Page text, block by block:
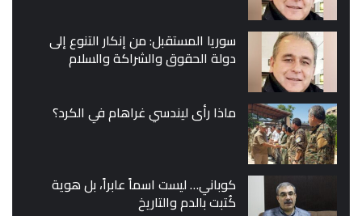
سوريا المستقبل: من إنكار التنوع إلى
دولة الحقوق والشراكة والسلام
ماذا رأى ليندسي غراهام في الكرد؟
كوباني… ليست اسماً عابراً، بل هوية
كُتبت بالدم والتاريخ